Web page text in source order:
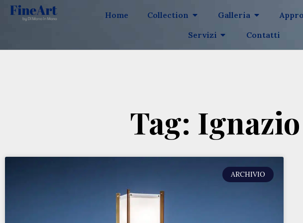
Home Collection Galleria
Servizi
Contatti
Tag:
ARCHIVIO